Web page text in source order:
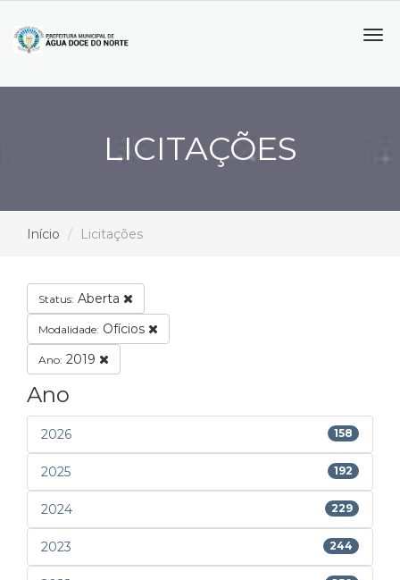
LICITAÇÕES
Início Licitações
Status: Aberta
Modalidade: Ofícios
Ano: 2019
Ano
2026 158
2025 192
2024 229
2023 244